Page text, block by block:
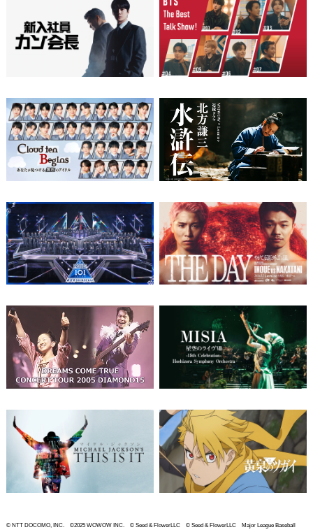
© NTT DOCOMO, INC. ©2025 WOWOW INC. © Seed & FlowerLLC © Seed & FlowerLLC Major League Baseball